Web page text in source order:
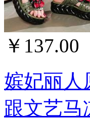
￥137.00
嫔妃丽人
跟文艺马